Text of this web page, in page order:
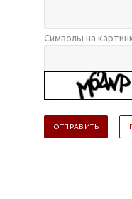
Символы на